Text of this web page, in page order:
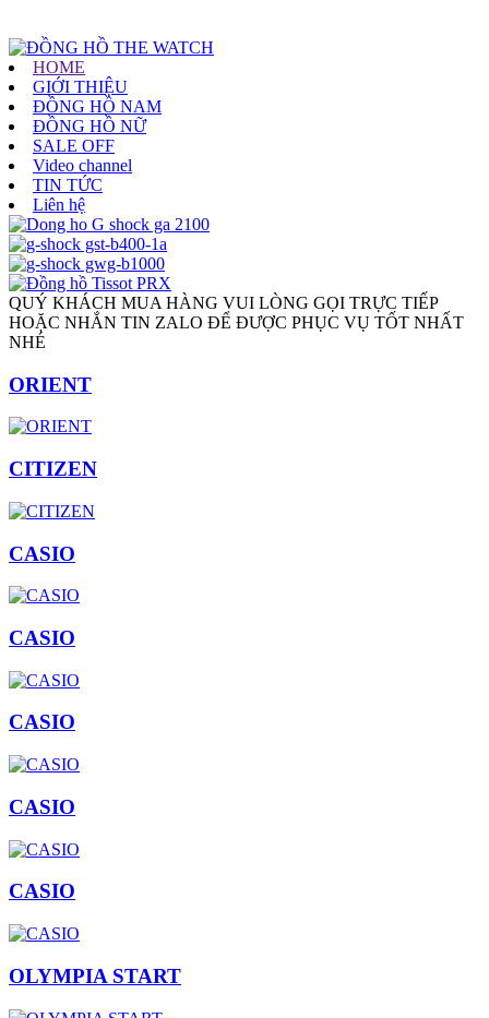
HOME
GIỚI THIỆU
ĐỒNG HỒ NAM
ĐỒNG HỒ NỮ
SALE OFF
Video channel
TIN TỨC
Liên hệ
QUÝ KHÁCH MUA HÀNG VUI LÒNG GỌI TRỰC TIẾP
HOẶC NHẮN TIN ZALO ĐỂ ĐƯỢC PHỤC VỤ TỐT NHẤT
NHÉ
ORIENT
CITIZEN
CASIO
CASIO
CASIO
CASIO
CASIO
OLYMPIA START